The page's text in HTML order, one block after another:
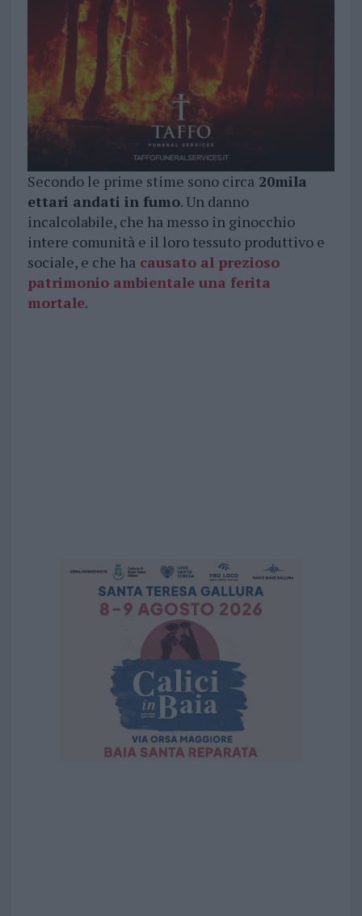
Secondo le prime stime sono circa20mila
ettari andati in fumo. Un danno
incalcolabile, che ha messo in ginocchio
intere comunità e il loro tessuto produttivo e
sociale, e che ha causato al prezioso
patrimonio ambientale una ferita
mortale.